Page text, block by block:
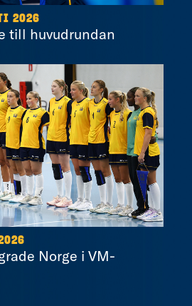
2026
till huvudrundan
Norge i VM-